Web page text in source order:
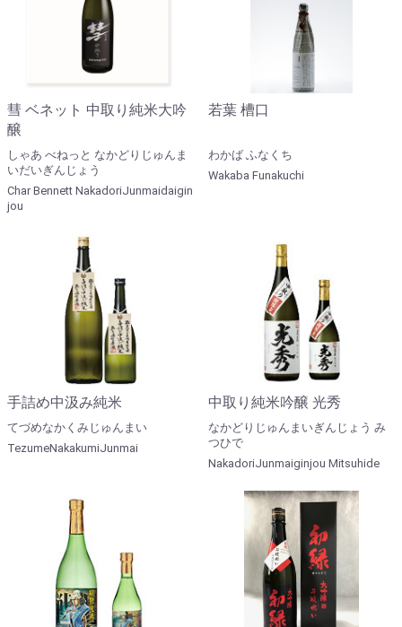
彗 ベネット 中取り純米大吟
醸
しゃあ べねっと なかどりじゅんま
いだいぎんじょう
Char Bennett NakadoriJunmaidaigin
jou
若葉 槽口
わかば ふなくち
Wakaba Funakuchi
手詰め中汲み純米
てづめなかくみじゅんまい
TezumeNakakumiJunmai
中取り純米吟醸 光秀
なかどりじゅんまいぎんじょう み
つひで
NakadoriJunmaiginjou Mitsuhide